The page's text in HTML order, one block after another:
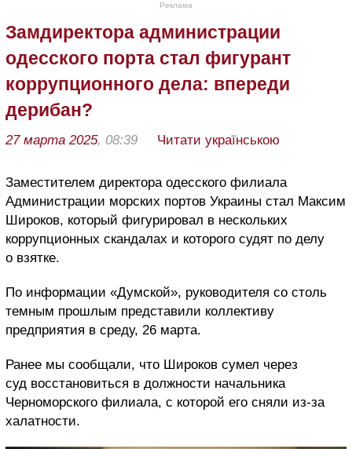
Реклама
Замдиректора администрации
одесского порта стал фигурант
коррупционного дела: впереди
дерибан?
27 марта 2025, 08:39 Читати українською
Заместителем директора одесского филиала
Администрации морских портов Украины стал Максим
Широков, который фигурировал в нескольких
коррупционных скандалах и которого судят по делу
о взятке.
По информации «Думской», руководителя со столь
темным прошлым представили коллективу
предприятия в среду, 26 марта.
Ранее мы сообщали, что Широков сумел через
суд восстановиться в должности начальника
Черноморского филиала, с которой его сняли из-за
халатности.